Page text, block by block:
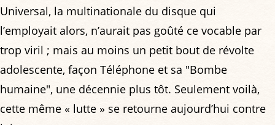
Universal, la multinationale du disque qui
l’employait alors, n’aurait pas goûté ce vocable par
trop viril ; mais au moins un petit bout de révolte
adolescente, façon Téléphone et sa "Bombe
humaine", une décennie plus tôt. Seulement voilà,
cette même « lutte » se retourne aujourd’hui contre